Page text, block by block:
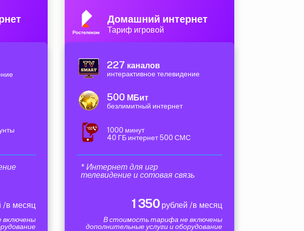
/в месяц
Домашний интернет
Тариф игровой
227 каналов
интерактивное телевидение
500 МБит
безлимитный интернет
1000 минут
40 ГБ интернет 500 СМС
* Интернет для игр
телевидение и сотовая связь
1 350рублей /в месяц
В стоимость тарифа не включены
дополнительные услуги и оборудование